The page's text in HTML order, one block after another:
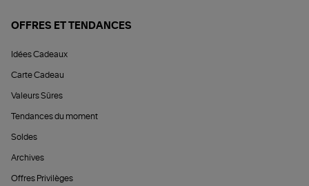
OFFRES ET TENDANCES
Idées Cadeaux
Carte Cadeau
Valeurs Sûres
Tendances du moment
Soldes
Archives
Offres Privilèges